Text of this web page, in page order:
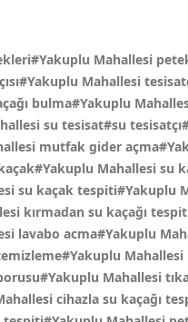
Mahallesi
Mahallesi
bulma#Yakuplu
su tesisat#su
mutfak gider
Mahallesi
su kaçak
kırmadan su kaçağı
lavabo acma#Yakuplu
Mahallesi
cihazla su kaçağı